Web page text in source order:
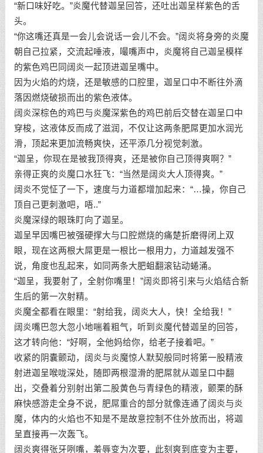
“新口味好吃。”炎魔代替迦呈回答，还吐出迦呈样紫色的舌
头。
“你这嘴还真是一会儿会说话一会儿不会。”阔炎将身旁的炎魔
朝自己拉紧，交流起唾液，嘬嘴声中，炎魔将自己迦呈模样
的紫色鸡巴同阔炎一起顶进迦呈嘴中。
因为火焰的灼烧，还是敏感的口腔里，迦呈口中不断往外滴
落因燃烧破损而出的紫色液体。
阔炎深棕色的鸡巴与炎魔深紫色的鸡巴前后交替在迦呈口中
穿梭，这液体反而成了滋润，不仅让这两条肥屌更加水润光
滑，顶起来更加流畅爽快，还平添几分视觉刺激。
“迦呈，你现在是被我顶得爽，还是被你自己顶得爽啊？”
亲得正爽的炎魔口水狂飞：“当然是阔炎大人顶得爽。”
阔炎不觉怔了一下，速度与力道都增加起来：“…操，你自己
顶自己更刺激吧，唔..”
炎魔深绿的眼珠盯向了迦呈。
迦呈早因嘴巴被强硬撑大与口腔燃烧的痛楚折磨得闭上双
眼，现在这两根大屌更是一根比一根用力，力道越发强不
说，角度也乱起来，如同两条大肥蛆翻滚钻动蜷涌。
“迦呈，我要射了，全射你嘴里！”阔炎即将引来与火焰结合新
生后的第一次射精。
炎魔全都看在眼里：“射给我，阔炎大人，快！全给我！”
阔炎嘴巴忽大忽小地喘着粗气，听到炎魔代替迦呈的回答，
这才转向他：“好啊，全他妈给你，给老子接着吧。”
收紧的阴囊颤动，阔炎与炎魔惊人默契般同时将第一股精液
射进迦呈喉咙深处，随即两根湿滑的肥屌就从迦呈口中翻
出，交叠着分别射出第二股黄色与青绿色的精液，颤栗的酥
麻快感游走全身不说，肥屌重合的部分就像连通了阔炎与炎
魔，体内的火焰也不知是不是故意控制不住外放而出，将迦
呈直接再一次轰飞。
阔炎爽得张牙咧嘴，羞辱变为次要，此刻爽到底变为主要，